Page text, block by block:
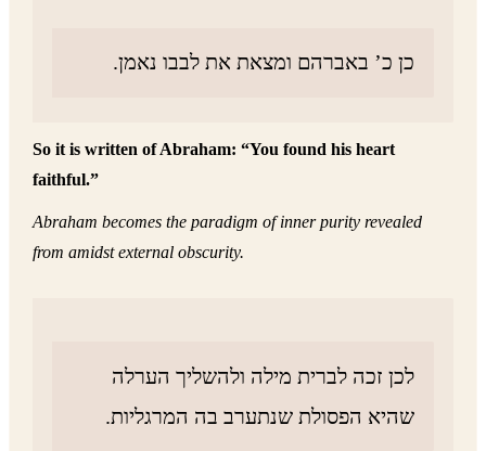
כן כ’ באברהם ומצאת את לבבו נאמן.
So it is written of Abraham: “You found his heart
faithful.”
Abraham becomes the paradigm of inner purity revealed
from amidst external obscurity.
לכן זכה לברית מילה ולהשליך הערלה
שהיא הפסולת שנתערב בה המרגליות.